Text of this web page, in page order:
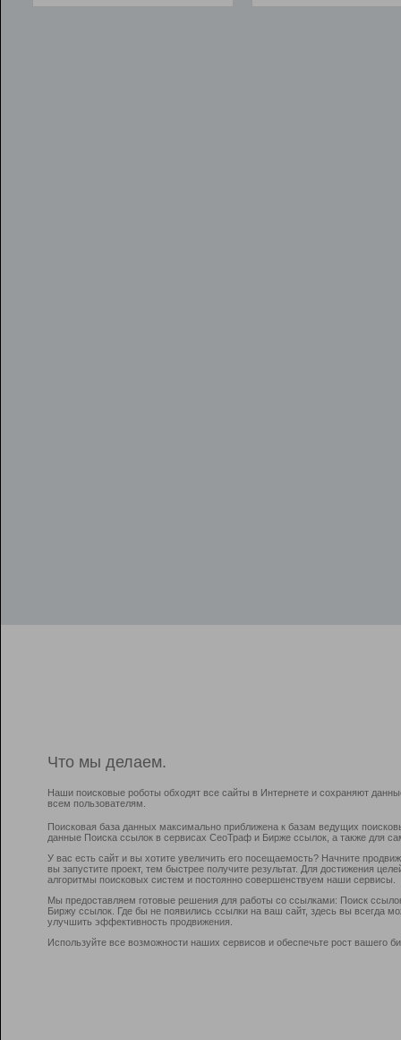
Что мы делаем.
Наши поисковые роботы обходят все сайты в Интернете и сохраняют
всем пользователям.
Поисковая база данных максимально приближена к базам ведущих
данные Поиска ссылок в сервисах СеоТраф и Бирже ссылок, а также для
У вас есть сайт и вы хотите увеличить его посещаемость? Начните
вы запустите проект, тем быстрее получите результат. Для достижения
алгоритмы поисковых систем и постоянно совершенствуем наши сервисы.
Мы предоставляем готовые решения для работы со ссылками: Поиск
Биржу ссылок. Где бы не появились ссылки на ваш сайт, здесь вы всегда
улучшить эффективность продвижения.
Используйте все возможности наших сервисов и обеспечьте рост вашего